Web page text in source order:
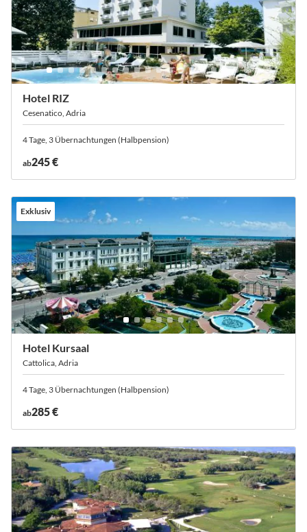
Hotel RIZ
Cesenatico, Adria
4 Tage, 3 Übernachtungen (Halbpension)
ab245 €
Exklusiv
Hotel Kursaal
Cattolica, Adria
4 Tage, 3 Übernachtungen (Halbpension)
ab285 €